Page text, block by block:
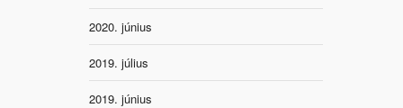
2020. június
2019. július
2019. június